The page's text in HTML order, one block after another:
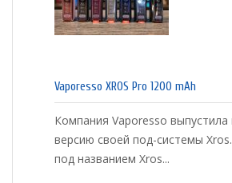
Vaporesso XROS Pro 1200 mAh
Компания Vaporesso
версию своей под-системы
под названием Xros...